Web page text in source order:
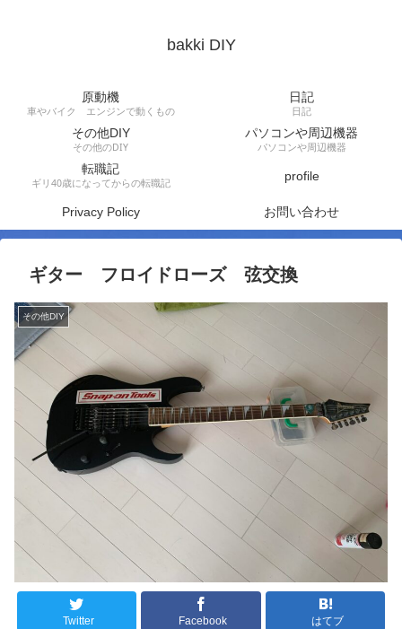
bakki DIY
原動機
車やバイク エンジンで動くもの
日記
日記
その他DIY
その他のDIY
パソコンや周辺機器
パソコンや周辺機器
転職記
ギリ40歳になってからの転職記 profile
Privacy Policy お問い合わせ
ギター フロイドローズ 弦交換
その他DIY
Twitter Facebook はてブ